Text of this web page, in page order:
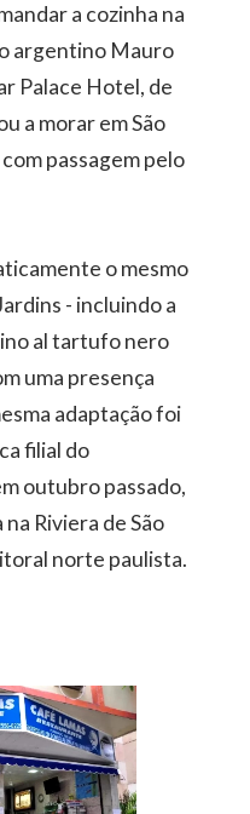
a cozinha na
argentino Mauro
Palace Hotel, de
a morar em São
passagem pelo
o mesmo
- incluindo a
al tartufo nero
uma presença
adaptação foi
filial do
outubro passado,
Riviera de São
norte paulista.